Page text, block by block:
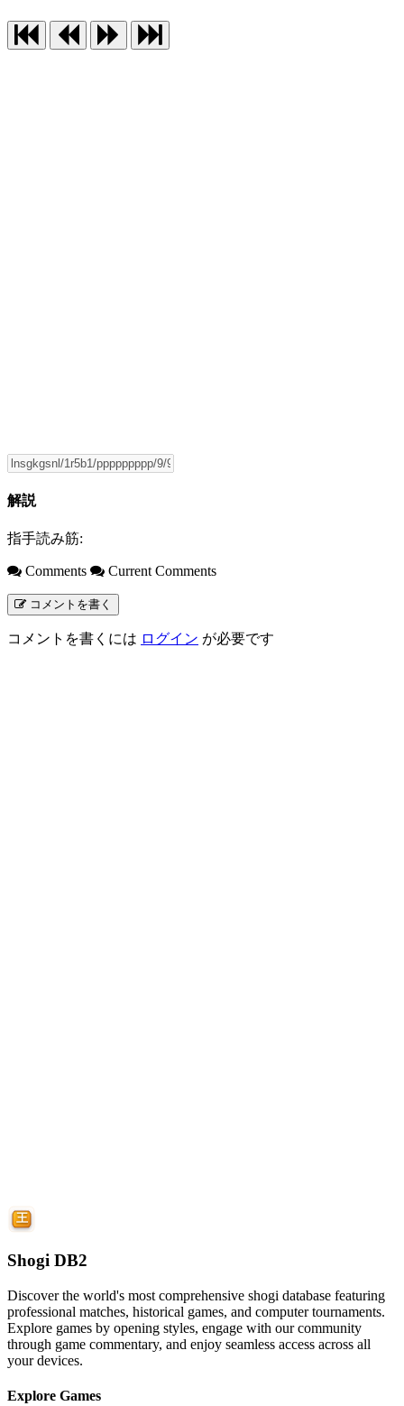
解説
指手読み筋:
Comments Current Comments
コメントを書く
コメントを書くには ログイン が必要です
Shogi DB2
Discover the world's most comprehensive shogi database featuring
professional matches, historical games, and computer tournaments.
Explore games by opening styles, engage with our community
through game commentary, and enjoy seamless access across all
your devices.
Explore Games